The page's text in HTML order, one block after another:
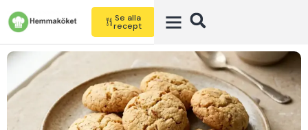
Se alla
recept